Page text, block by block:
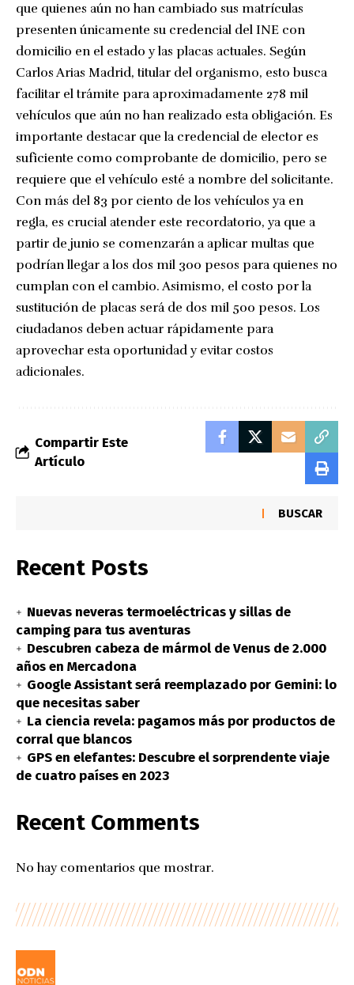
que quienes aún no han cambiado sus matrículas
presenten únicamente su credencial del INE con
domicilio en el estado y las placas actuales. Según
Carlos Arias Madrid, titular del organismo, esto busca
facilitar el trámite para aproximadamente 278 mil
vehículos que aún no han realizado esta obligación. Es
importante destacar que la credencial de elector es
suficiente como comprobante de domicilio, pero se
requiere que el vehículo esté a nombre del solicitante.
Con más del 83 por ciento de los vehículos ya en
regla, es crucial atender este recordatorio, ya que a
partir de junio se comenzarán a aplicar multas que
podrían llegar a los dos mil 300 pesos para quienes no
cumplan con el cambio. Asimismo, el costo por la
sustitución de placas será de dos mil 500 pesos. Los
ciudadanos deben actuar rápidamente para
aprovechar esta oportunidad y evitar costos
adicionales.
Compartir Este
Artículo
BUSCAR
Recent Posts
Nuevas neveras termoeléctricas y sillas de
camping para tus aventuras
Descubren cabeza de mármol de Venus de 2.000
años en Mercadona
Google Assistant será reemplazado por Gemini: lo
que necesitas saber
La ciencia revela: pagamos más por productos de
corral que blancos
GPS en elefantes: Descubre el sorprendente viaje
de cuatro países en 2023
Recent Comments
No hay comentarios que mostrar.